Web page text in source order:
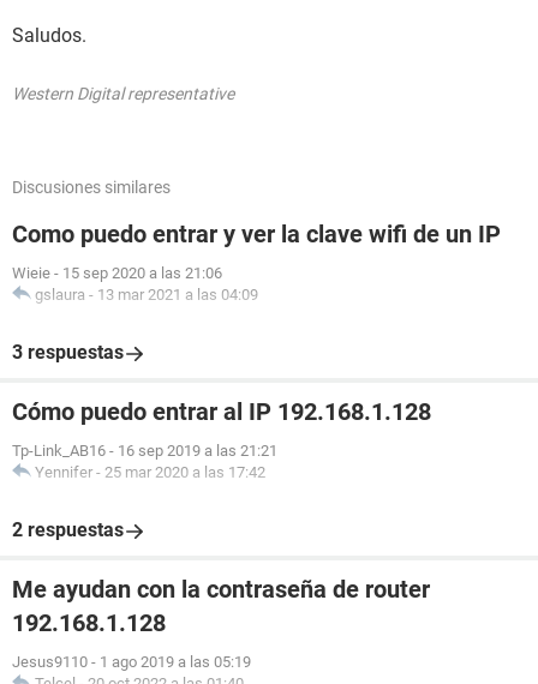
Saludos.
Western Digital representative
Discusiones similares
Como puedo entrar y ver la clave wifi de un IP
Wieie - 15 sep 2020 a las 21:06
gslaura - 13 mar 2021 a las 04:09
3 respuestas
Cómo puedo entrar al IP 192.168.1.128
Tp-Link_AB16 - 16 sep 2019 a las 21:21
Yennifer - 25 mar 2020 a las 17:42
2 respuestas
Me ayudan con la contraseña de router
192.168.1.128
Jesus9110 - 1 ago 2019 a las 05:19